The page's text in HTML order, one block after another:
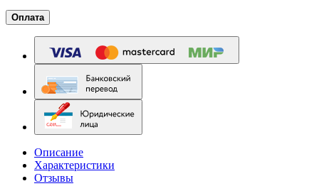
Оплата
Описание
Характеристики
Отзывы